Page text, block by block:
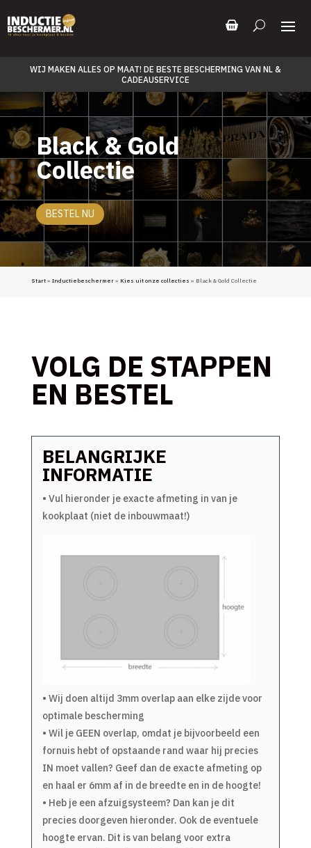
WIJ MAKEN ALLES OP MAAT! DE BESTE BESCHERMING VAN NL &
CADEAUSERVICE
Black & Gold
Collectie
BESTEL NU
Start» Inductiebeschermer» Kies uit onze collecties » Black & Gold Collectie
VOLG DE STAPPEN
EN BESTEL
BELANGRIJKE
INFORMATIE
• Vul hieronder je exacte afmeting in van je
kookplaat (niet de inbouwmaat!)
• Wij doen altijd 3mm overlap aan elke zijde voor
optimale bescherming
• Wil je GEEN overlap, omdat je bijvoorbeeld een
fornuis hebt of opstaande rand waar hij precies
IN moet vallen? Geef dan de exacte afmeting op
en haal er 6mm af in de breedte en in de hoogte!
• Heb je een afzuigsysteem? Dan kan je dit
precies doorgeven hieronder. Ook de eventuele
hoogte ervan. Dit is van belang voor extra